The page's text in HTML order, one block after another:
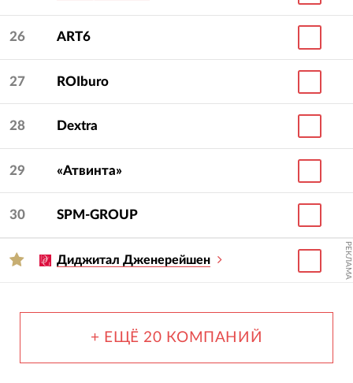
26 ART6
27 ROIburo
28 Dextra
29 «Атвинта»
30 SPM-GROUP
Диджитал Дженерейшен РЕКЛАМА
+ ЕЩЁ 20 КОМПАНИЙ